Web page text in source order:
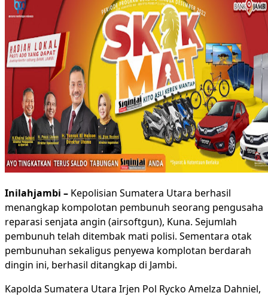
Inilahjambi – Kepolisian Sumatera Utara berhasil
menangkap kompolotan pembunuh seorang pengusaha
reparasi senjata angin (airsoftgun), Kuna. Sejumlah
pembunuh telah ditembak mati polisi. Sementara otak
pembunuhan sekaligus penyewa komplotan berdarah
dingin ini, berhasil ditangkap di Jambi.
Kapolda Sumatera Utara Irjen Pol Rycko Amelza Dahniel,